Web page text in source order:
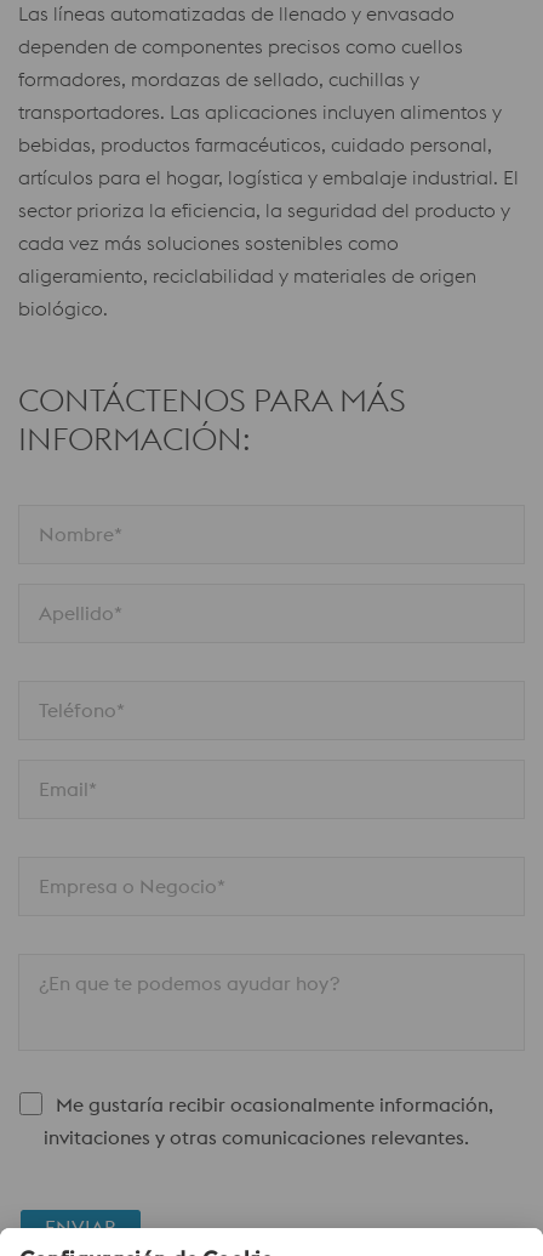
Las líneas automatizadas de llenado y envasado
dependen de componentes precisos como cuellos
formadores, mordazas de sellado, cuchillas y
transportadores. Las aplicaciones incluyen alimentos y
bebidas, productos farmacéuticos, cuidado personal,
artículos para el hogar, logística y embalaje industrial. El
sector prioriza la eficiencia, la seguridad del producto y
cada vez más soluciones sostenibles como
aligeramiento, reciclabilidad y materiales de origen
biológico.
CONTÁCTENOS PARA MÁS
INFORMACIÓN:
Nombre*
Apellido*
Teléfono*
Email*
Empresa o Negocio*
¿En que te podemos ayudar hoy?
Me gustaría recibir ocasionalmente información,
invitaciones y otras comunicaciones relevantes.
ENVIAR